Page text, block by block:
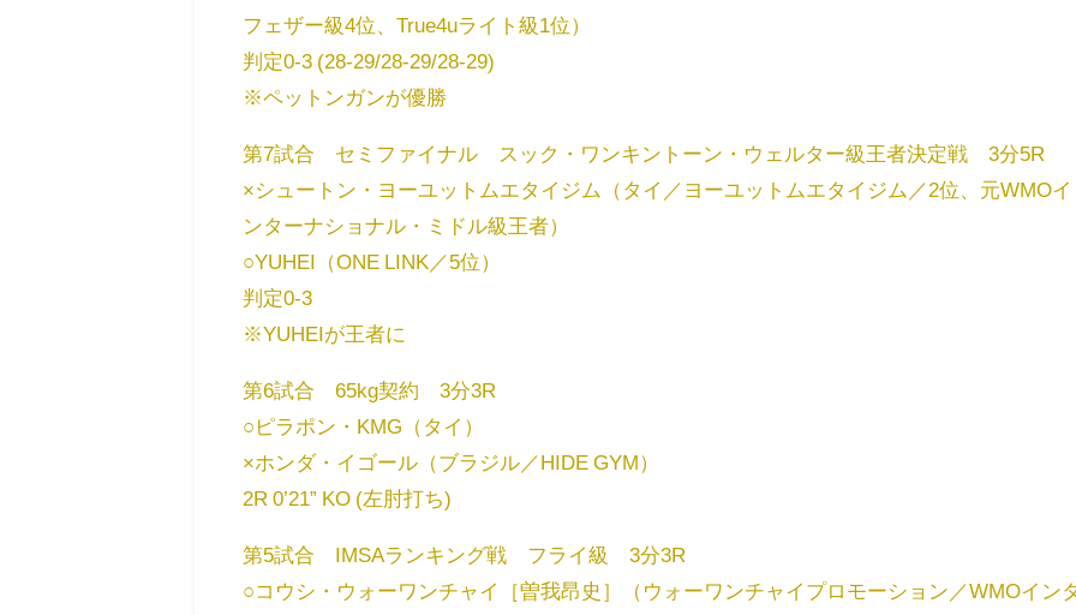
フェザー級4位、True4uライト級1位）
判定0-3 (28-29/28-29/28-29)
※ペットンガンが優勝
第7試合 セミファイナル スック・ワンキントーン・ウェルター級王者決定戦 3分5R
×シュートン・ヨーユットムエタイジム（タイ／ヨーユットムエタイジム／2位、元WMOイ
ンターナショナル・ミドル級王者）
○YUHEI（ONE LINK／5位）
判定0-3
※YUHEIが王者に
第6試合 65kg契約 3分3R
○ピラポン・KMG（タイ）
×ホンダ・イゴール（ブラジル／HIDE GYM）
2R 0’21” KO (左肘打ち)
第5試合 IMSAランキング戦 フライ級 3分3R
○コウシ・ウォーワンチャイ［曽我昂史］（ウォーワンチャイプロモーション／WMOイン